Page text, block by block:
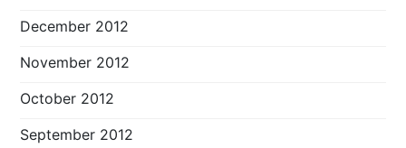
December 2012
November 2012
October 2012
September 2012